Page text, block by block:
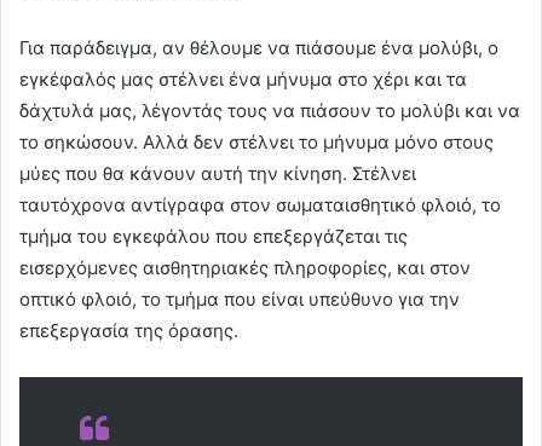
Για παράδειγμα, αν θέλουμε να πιάσουμε ένα μολύβι, ο
εγκέφαλός μας στέλνει ένα μήνυμα στο χέρι και τα
δάχτυλά μας, λέγοντάς τους να πιάσουν το μολύβι και να
το σηκώσουν. Αλλά δεν στέλνει το μήνυμα μόνο στους
μύες που θα κάνουν αυτή την κίνηση. Στέλνει
ταυτόχρονα αντίγραφα στον σωματαισθητικό φλοιό, το
τμήμα του εγκεφάλου που επεξεργάζεται τις
εισερχόμενες αισθητηριακές πληροφορίες, και στον
οπτικό φλοιό, το τμήμα που είναι υπεύθυνο για την
επεξεργασία της όρασης.